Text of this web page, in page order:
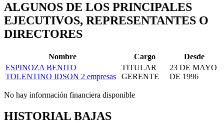
ALGUNOS DE LOS PRINCIPALES
EJECUTIVOS, REPRESENTANTES O
DIRECTORES
Nombre Cargo
Desde
ESPINOZA BENITO
TOLENTINO IDSON 2 empresas
TITULAR
GERENTE
23 DE MAYO
DE 1996
No hay información financiera disponible
HISTORIAL BAJAS